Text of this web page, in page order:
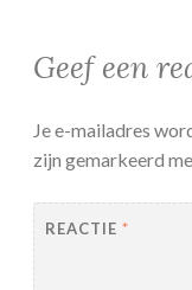
Geef een
Je e-mailadres
zijn gemarkeerd
REACTIE *